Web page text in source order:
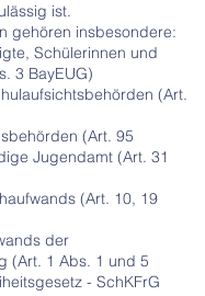
ist.
gehören insbesondere:
Schülerinnen und
3 BayEUG)
(Art.
(Art. 95
Jugendamt (Art. 31
(Art. 10, 19
der
(Art. 1 Abs. 1 und 5
- SchKFrG